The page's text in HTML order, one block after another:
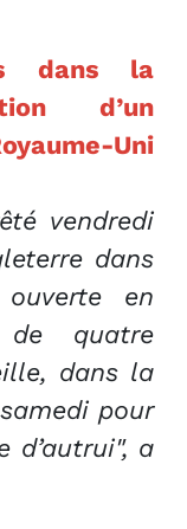
dans la
d’un
Uni
vendredi
dans
en
quatre
dans la
pour
d’autrui", a